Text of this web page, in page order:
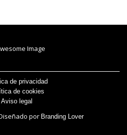
de privacidad
de cookies
Aviso legal
por Branding Lover